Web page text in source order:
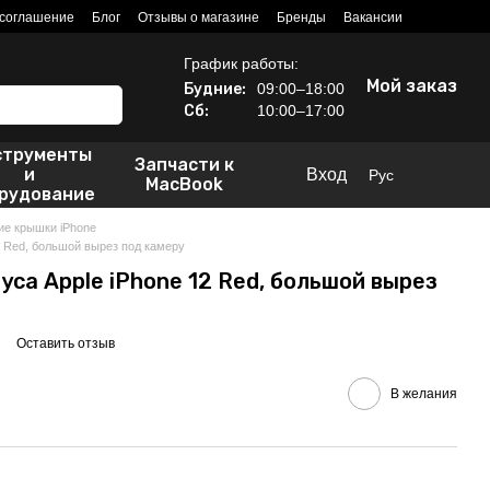
Блог Отзывы о магазине Бренды Вакансии
График работы:
Будние: 09:00–18:00
Сб: 10:00–17:00
Мой заказ
и
Запчасти к
MacBook
Вход Рус
крышки iPhone
большой вырез под камеру
Apple iPhone 12 Red, большой вырез
Оставить отзыв
В желания